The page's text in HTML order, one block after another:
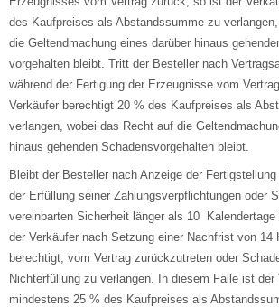
des Kaufpreises als Abstandssumme zu
die Geltendmachung eines darüber hinaus
vorgehalten bleibt. Tritt der Besteller nach
während der Fertigung der Erzeugnisse vom
Verkäufer berechtigt 20 % des Kaufpreises als
verlangen, wobei das Recht auf die
hinaus gehenden Schadensvorgehalten bleibt.
Bleibt der Besteller nach Anzeige der
der Erfüllung seiner Zahlungsverpflichtungen oder
vereinbarten Sicherheit länger als 10
der Verkäufer nach Setzung einer Nachfrist von 14
berechtigt, vom Vertrag zurückzutreten oder
Nichterfüllung zu verlangen. In diesem Falle ist der
mindestens 25 % des Kaufpreises als